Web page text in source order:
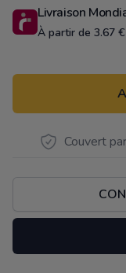
Livraison
À partir de 3.67 €
Couvert